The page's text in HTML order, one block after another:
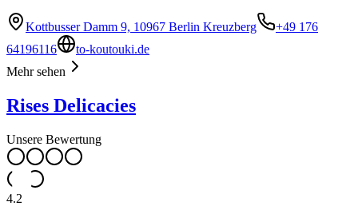
Kottbusser Damm 9, 10967 Berlin Kreuzberg
+49 176
64196116
to-koutouki.de
Mehr sehen
Rises Delicacies
Unsere Bewertung
4.2